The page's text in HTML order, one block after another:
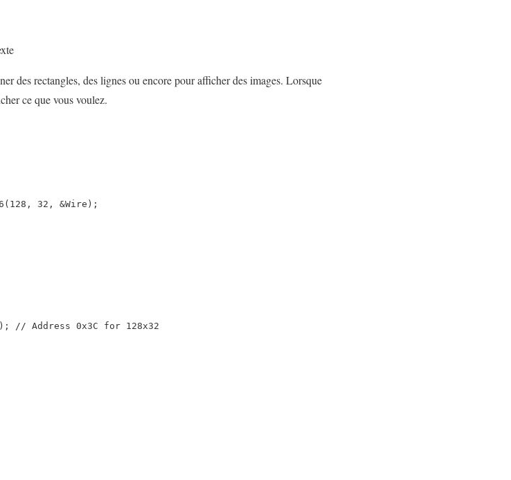
des rectangles, des lignes ou encore pour afficher des images. Lorsque
ce que vous voulez.
32, &Wire);